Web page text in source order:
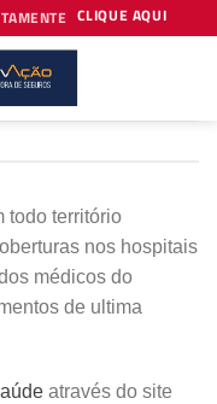
CLIQUE AQUI
todo território
nos hospitais
médicos do
de ultima
através do site